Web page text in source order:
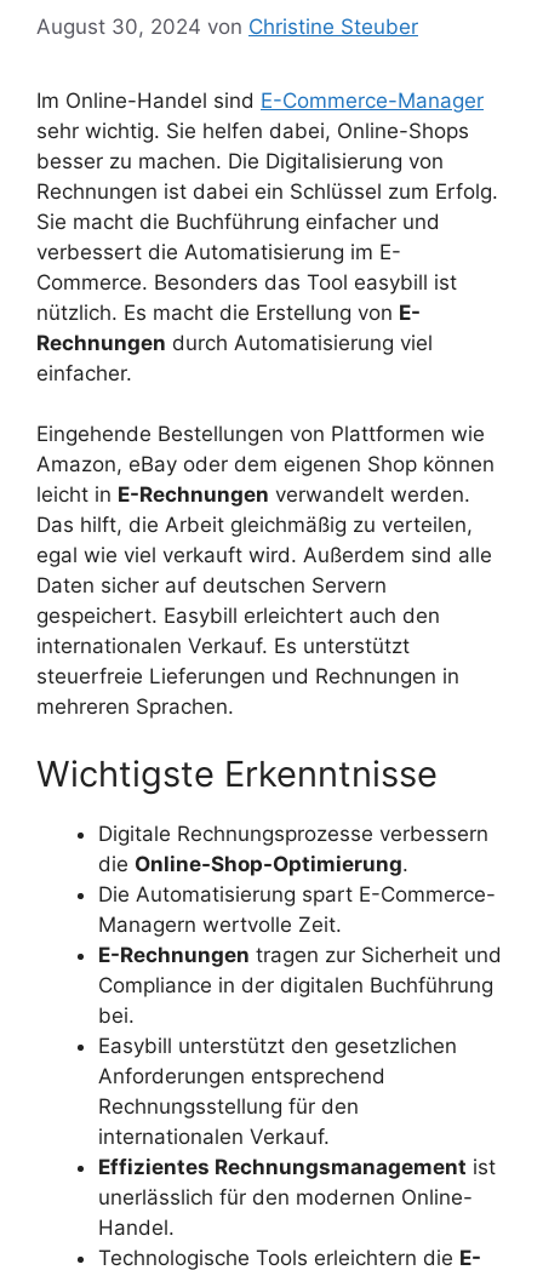
August 30, 2024 von Christine Steuber
Im Online-Handel sind E-Commerce-Manager
sehr wichtig. Sie helfen dabei, Online-Shops
besser zu machen. Die Digitalisierung von
Rechnungen ist dabei ein Schlüssel zum Erfolg.
Sie macht die Buchführung einfacher und
verbessert die Automatisierung im E-
Commerce. Besonders das Tool easybill ist
nützlich. Es macht die Erstellung von E-
Rechnungen durch Automatisierung viel
einfacher.
Eingehende Bestellungen von Plattformen wie
Amazon, eBay oder dem eigenen Shop können
leicht in E-Rechnungen verwandelt werden.
Das hilft, die Arbeit gleichmäßig zu verteilen,
egal wie viel verkauft wird. Außerdem sind alle
Daten sicher auf deutschen Servern
gespeichert. Easybill erleichtert auch den
internationalen Verkauf. Es unterstützt
steuerfreie Lieferungen und Rechnungen in
mehreren Sprachen.
Wichtigste Erkenntnisse
Digitale Rechnungsprozesse verbessern
die Online-Shop-Optimierung.
Die Automatisierung spart E-Commerce-
Managern wertvolle Zeit.
E-Rechnungen tragen zur Sicherheit und
Compliance in der digitalen Buchführung
bei.
Easybill unterstützt den gesetzlichen
Anforderungen entsprechend
Rechnungsstellung für den
internationalen Verkauf.
Effizientes Rechnungsmanagement ist
unerlässlich für den modernen Online-
Handel.
Technologische Tools erleichtern die E-